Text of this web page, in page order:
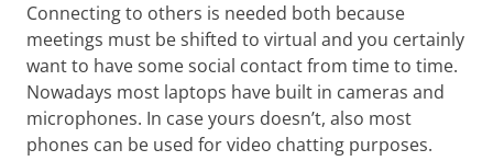
Connecting to others is needed both because
meetings must be shifted to virtual and you certainly
want to have some social contact from time to time.
Nowadays most laptops have built in cameras and
microphones. In case yours doesn’t, also most
phones can be used for video chatting purposes.